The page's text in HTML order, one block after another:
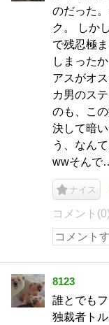
のだった
ク。 しか
で残忍極
しまった
アスがオ
カ男のス
のも、こ
決して暗
う、なん
wwそんで
ナイス
コメント(0)
8123
誰とでも
独裁者ト